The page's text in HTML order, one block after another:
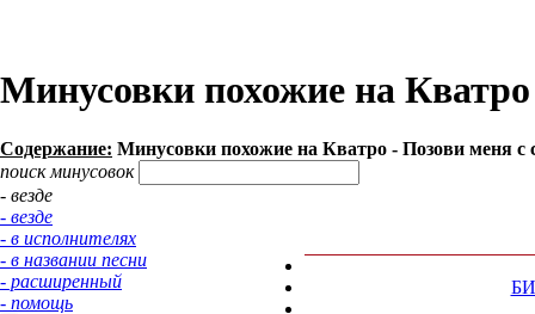
Минусовки похожие на
Содержание: Минусовки похожие на Кватро - Позови меня с
поиск минусовок
- везде
- везде
- в исполнителях
- в названии песни
- расширенный
- помощь